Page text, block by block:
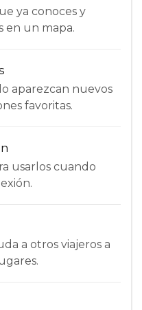
ya conoces y
en un mapa.
aparezcan nuevos
favoritas.
usarlos cuando
a otros viajeros a